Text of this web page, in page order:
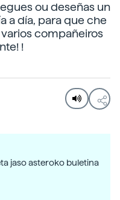
ou deseñas un
a día, para que che
compañeiros
!
jaso asteroko buletina